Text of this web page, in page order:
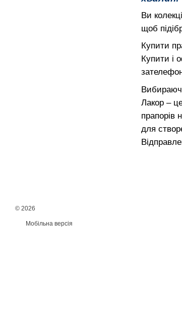
Ви
щоб
Купити
Купити і
Лакор –
прапорів
для
© 2026
Мобільна версія